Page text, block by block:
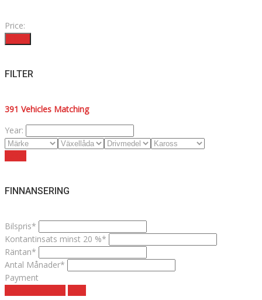
Price:
FILTER
391 Vehicles Matching
Year:
FINNANSERING
Bilspris*
Kontantinsats minst 20 %*
Räntan*
Antal Månader*
Payment